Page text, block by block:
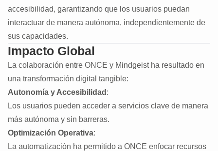
accesibilidad, garantizando que los usuarios puedan
interactuar de manera autónoma, independientemente de
sus capacidades.
Impacto Global
La colaboración entre ONCE y Mindgeist ha resultado en
una transformación digital tangible:
Autonomía y Accesibilidad :
Los usuarios pueden acceder a servicios clave de manera
más autónoma y sin barreras.
Optimización Operativa:
La automatización ha permitido a ONCE enfocar recursos